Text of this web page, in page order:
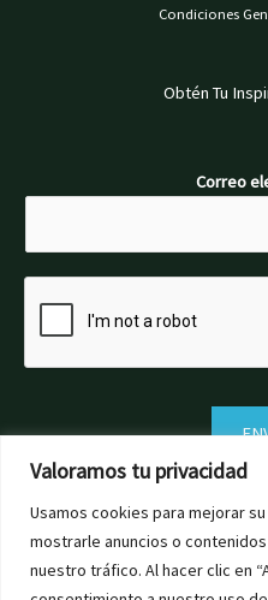
Valoramos tu privacidad
Usamos cookies para mejorar
mostrarle anuncios o
nuestro tráfico. Al hacer clic en
Condiciones
Obtén Tu
Correo